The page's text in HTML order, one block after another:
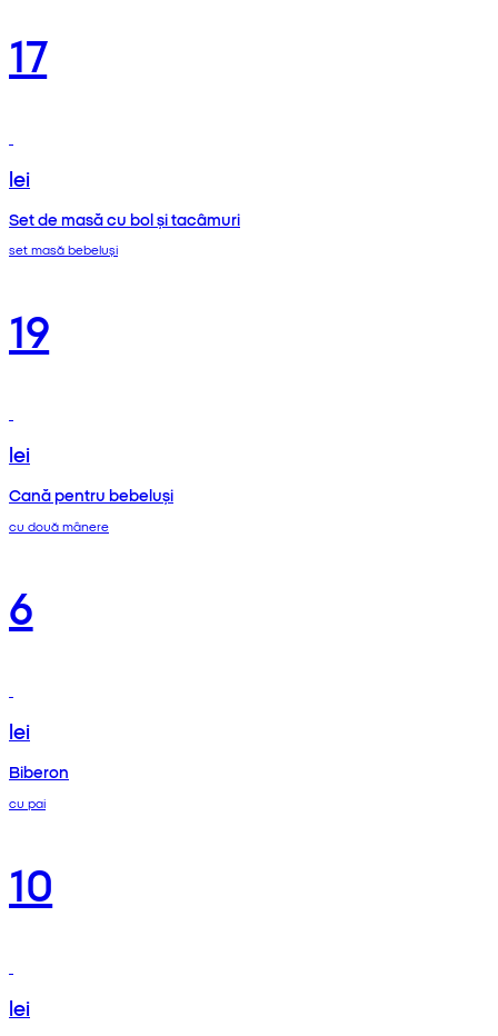
17
lei
Set de masă cu bol și tacâmuri
set masă bebeluși
19
lei
Cană pentru bebeluși
cu două mânere
6
lei
Biberon
cu pai
10
lei